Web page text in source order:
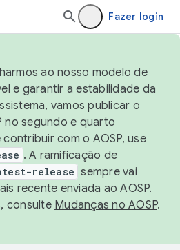
Fazer login
ao nosso modelo de
e garantir a estabilidade da
vamos publicar o
segundo e quarto
com o AOSP, use
. A ramificação de
release sempre vai
recente enviada ao AOSP.
consulte Mudanças no AOSP.